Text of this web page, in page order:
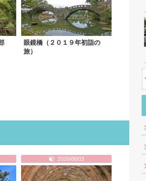
眼鏡橋（２０１９年初詣の
旅）
2026/08/03